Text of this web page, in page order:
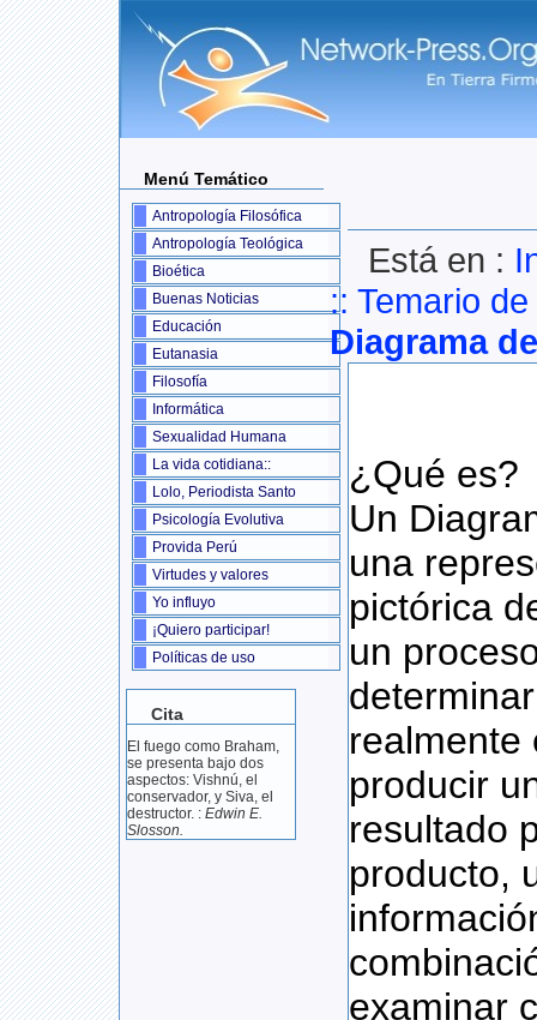
Menú Temático
Antropología Filosófica
Antropología Teológica
Bioética
Buenas Noticias
Educación
Eutanasia
Filosofía
Informática
Sexualidad Humana
La vida cotidiana::
Lolo, Periodista Santo
Psicología Evolutiva
Provida Perú
Virtudes y valores
Yo influyo
¡Quiero participar!
Políticas de uso
Cita
El fuego como Braham,
se presenta bajo dos
aspectos: Vishnú, el
conservador, y Siva, el
destructor. : Edwin E.
Slosson.
Está en :
:: Temario
Diagrama
¿Qué es?
Un
una
pictórica
un
realmente
producir
resultado
producto,
examinar